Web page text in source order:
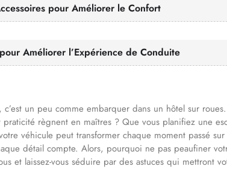
pour Améliorer le Confort
Améliorer l’Expérience de Conduite
un peu comme embarquer dans un hôtel sur
règnent en maîtres ? Que vous planifiez une
véhicule peut transformer chaque moment passé
détail compte. Alors, pourquoi ne pas peaufiner
et laissez-vous séduire par des astuces qui mettront